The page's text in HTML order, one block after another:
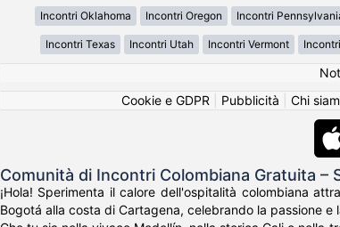
Incontri Oklahoma Incontri Oregon Incontri
Incontri Texas Incontri Utah Incontri Vermont
Cookie e GDPR
Pubblicità Chi
Comunità di Incontri Colombiana Gratuita –
¡Hola! Sperimenta il calore dell'ospitalità colombiana
Bogotá alla costa di Cartagena, celebrando la passione e